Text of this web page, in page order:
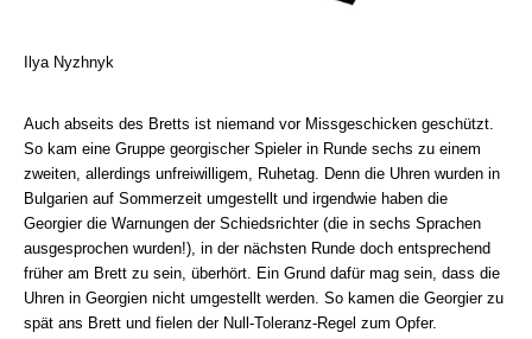
Ilya Nyzhnyk
Auch abseits des Bretts ist niemand vor Missgeschicken geschützt.
So kam eine Gruppe georgischer Spieler in Runde sechs zu einem
zweiten, allerdings unfreiwilligem, Ruhetag. Denn die Uhren wurden in
Bulgarien auf Sommerzeit umgestellt und irgendwie haben die
Georgier die Warnungen der Schiedsrichter (die in sechs Sprachen
ausgesprochen wurden!), in der nächsten Runde doch entsprechend
früher am Brett zu sein, überhört. Ein Grund dafür mag sein, dass die
Uhren in Georgien nicht umgestellt werden. So kamen die Georgier zu
spät ans Brett und fielen der Null-Toleranz-Regel zum Opfer.